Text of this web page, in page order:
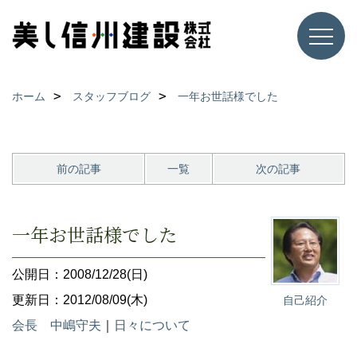
ホーム スタッフブログ 一年お世話様でした
前の記事 一覧 次の記事
自己紹介
一年お世話様でした
公開日：2008/12/28(日)
更新日：2012/08/09(木)
会長 中嶋守夫
日々について